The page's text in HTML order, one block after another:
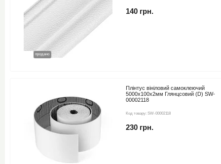
продано
140 грн.
Плінтус вініловий самоклеючий
5000х100х2мм Глянцсовий (D) SW-
00002118
Код товару: SW-00002118
230 грн.